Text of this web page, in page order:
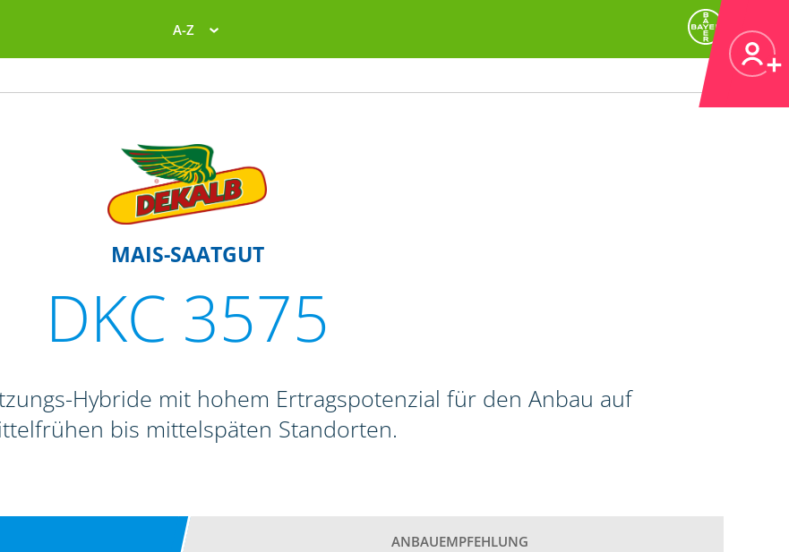
A-Z
MAIS-SAATGUT
DKC 3575
Hybride mit hohem Ertragspotenzial für den Anbau auf
bis mittelspäten Standorten.
ANBAUEMPFEHLUNG